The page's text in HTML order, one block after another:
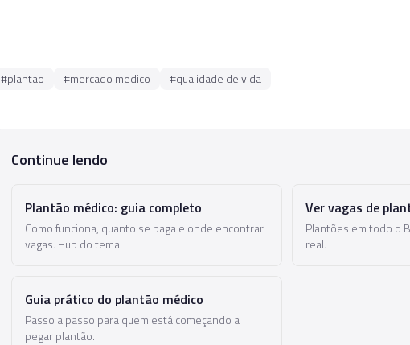
#plantao #mercado medico #qualidade de vida
Continue lendo
Plantão médico: guia completo
Como funciona, quanto se paga e onde encontrar
vagas. Hub do tema.
Ver vagas de
Plantões em todo o
real.
Guia prático do plantão médico
Passo a passo para quem está começando a
pegar plantão.